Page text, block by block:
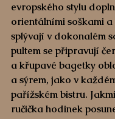
evropského stylu
orientálními soškami
splývají v dokonalém
pultem se připravují
a křupavé bagetky
a sýrem, jako v
pařížském bistru.
ručička hodinek